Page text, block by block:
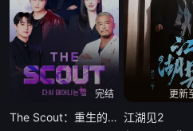
完结
The Scout：重生的星星
更新
江湖见2